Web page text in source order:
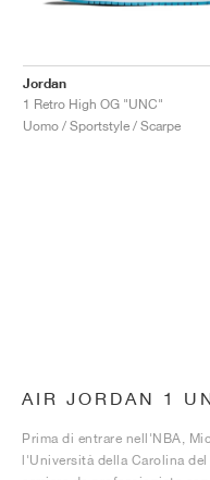
Jordan
1 Retro High OG "UNC"
Uomo / Sportstyle / Scarpe
AIR JORDAN 1
Prima di entrare nell'NBA,
l'Università della Carolina